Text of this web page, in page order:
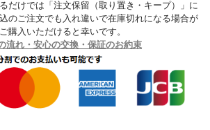
だけでは「注文保留（取り置き・キープ）」に
のご注文でも入れ違いで在庫切れになる場合が
購入いただけると幸いです。
流れ・安心の交換・保証のお約束